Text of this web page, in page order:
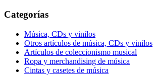
Categorías
Música, CDs y vinilos
Otros artículos de música, CDs y vinilos
Artículos de coleccionismo musical
Ropa y merchandising de música
Cintas y casetes de música